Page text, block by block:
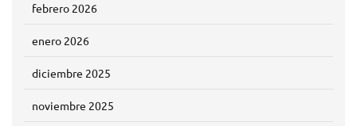
febrero 2026
enero 2026
diciembre 2025
noviembre 2025